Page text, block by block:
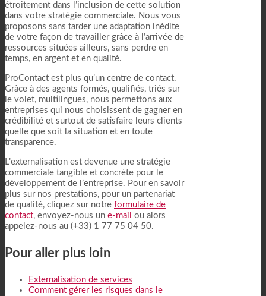
étroitement dans l’inclusion de cette solution
dans votre stratégie commerciale. Nous vous
proposons sans tarder une adaptation inédite
de votre façon de travailler grâce à l’arrivée de
ressources situées ailleurs, sans perdre en
temps, en argent et en qualité.
ProContact est plus qu’un centre de contact.
Grâce à des agents formés, qualifiés, triés sur
le volet, multilingues, nous permettons aux
entreprises qui nous choisissent de gagner en
crédibilité et surtout de satisfaire leurs clients
quelle que soit la situation et en toute
transparence.
L’externalisation est devenue une stratégie
commerciale tangible et concrète pour le
développement de l’entreprise. Pour en savoir
plus sur nos prestations, pour un partenariat
de qualité, cliquez sur notre formulaire de
contact, envoyez-nous un e-mail ou alors
appelez-nous au (+33) 1 77 75 04 50.
Pour aller plus loin
Externalisation de services
Comment gérer les risques dans le